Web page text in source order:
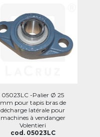
05023LC -Palier Ø 25
mm pour tapis bras de
décharge latérale pour
machines à vendanger
Volentieri
cod. 05023LC